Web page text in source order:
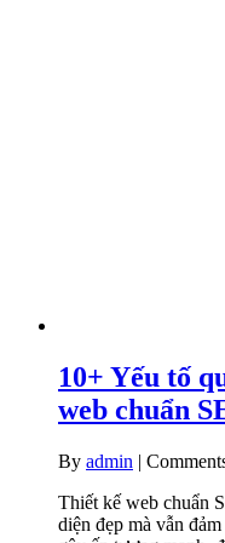
10+ Yếu tố
web chuẩn
By admin |
Thiết kế web chuẩn
diện đẹp mà vẫn